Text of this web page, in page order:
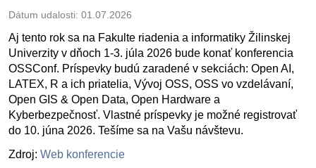
Dátum udalosti: 01.07.2026
Aj tento rok sa na Fakulte riadenia a informatiky Žilinskej
Univerzity v dňoch 1-3. júla 2026 bude konať konferencia
OSSConf. Príspevky budú zaradené v sekciách: Open AI,
LATEX, R a ich priatelia, Vývoj OSS, OSS vo vzdelávaní,
Open GIS & Open Data, Open Hardware a
Kyberbezpečnosť. Vlastné príspevky je možné registrovať
do 10. júna 2026. Tešíme sa na Vašu návštevu.
Zdroj: Web konferencie